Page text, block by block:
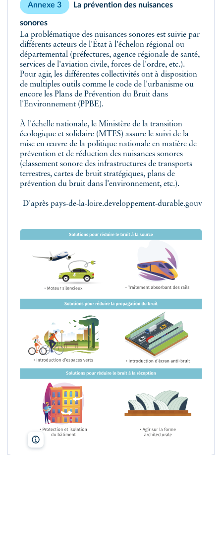
Annexe 3 La prévention des nuisances
sonores
La problématique des nuisances sonores est suivie par
différents acteurs de l'État à l'échelon régional ou
départemental (préfectures, agence régionale de santé,
services de l'aviation civile, forces de l'ordre, etc.).
Pour agir, les différentes collectivités ont à disposition
de multiples outils comme le code de l'urbanisme ou
encore les Plans de Prévention du Bruit dans
l'Environnement (PPBE).
À l'échelle nationale, le Ministère de la transition
écologique et solidaire (MTES) assure le suivi de la
mise en œuvre de la politique nationale en matière de
prévention et de réduction des nuisances sonores
(classement sonore des infrastructures de transports
terrestres, cartes de bruit stratégiques, plans de
prévention du bruit dans l'environnement, etc.).
D'après pays‑de‑la‑loire.developpement‑durable.gouv